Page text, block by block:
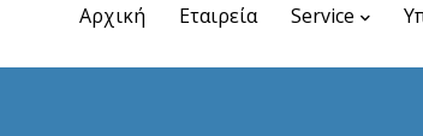
Αρχική Εταιρεία Service